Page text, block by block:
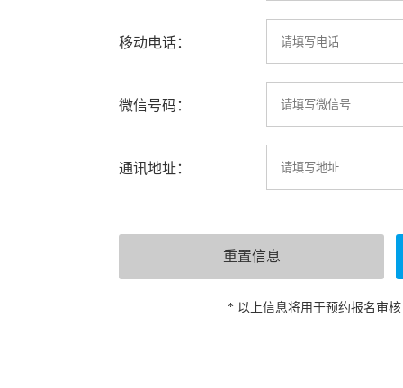
移动电话：
微信号码：
通讯地址：
* 以上信息将用于预约报名审